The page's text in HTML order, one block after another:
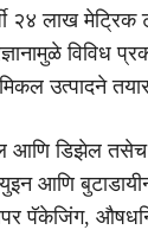
२४ लाख
विविध
उत्पादने
आणि डिझेल तसेच
आणि
पॅकेजिंग,